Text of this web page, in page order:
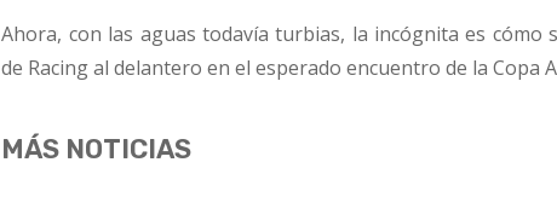
Ahora, con las aguas todavía turbias, la incógnita es cómo
de Racing al delantero en el esperado encuentro de la Copa
MÁS NOTICIAS